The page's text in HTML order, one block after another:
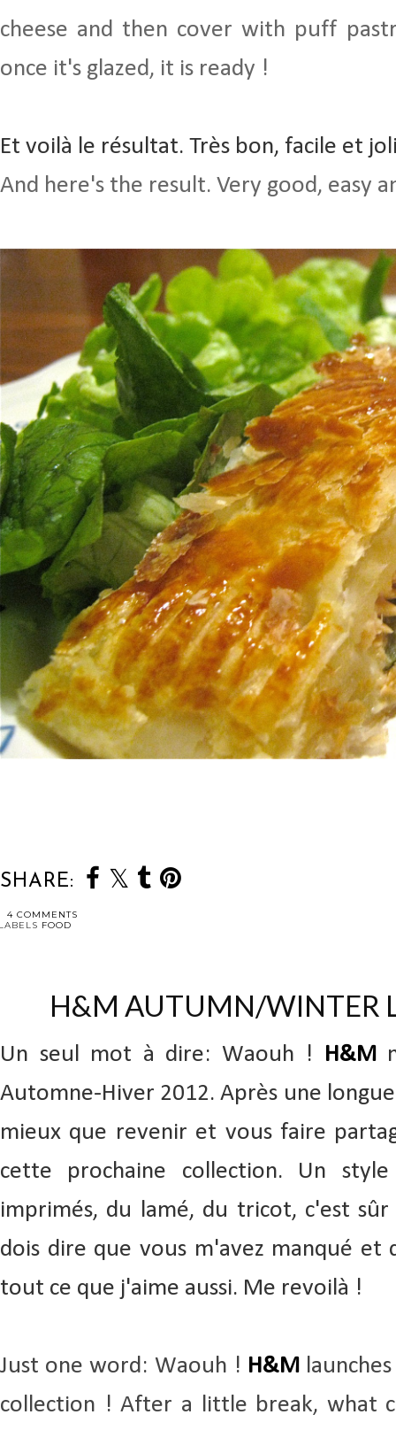
cheese and then cover with puff
once it's glazed, it is ready !
Et voilà le résultat. Très bon, facile et
And here's the result. Very good, easy
SHARE:
4 COMMENTS
FOOD
H&M AUTUMN/WINTER
Un seul mot à dire: Waouh ! H&M
Automne-Hiver 2012. Après une
mieux que revenir et vous faire
cette prochaine collection. Un
imprimés, du lamé, du tricot, c'est
dois dire que vous m'avez manqué
tout ce que j'aime aussi. Me revoilà !
Just one word: Waouh ! H&M
collection ! After a little break, what